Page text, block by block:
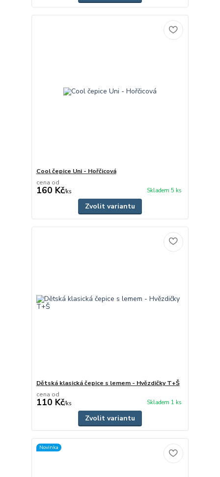
Cool čepice Uni - Hořčicová
cena od
160 Kč/ks Skladem 5 ks
Zvolit variantu
Dětská klasická čepice s lemem - Hvězdičky T+Š
cena od
110 Kč/ks Skladem 1 ks
Zvolit variantu
Novinka